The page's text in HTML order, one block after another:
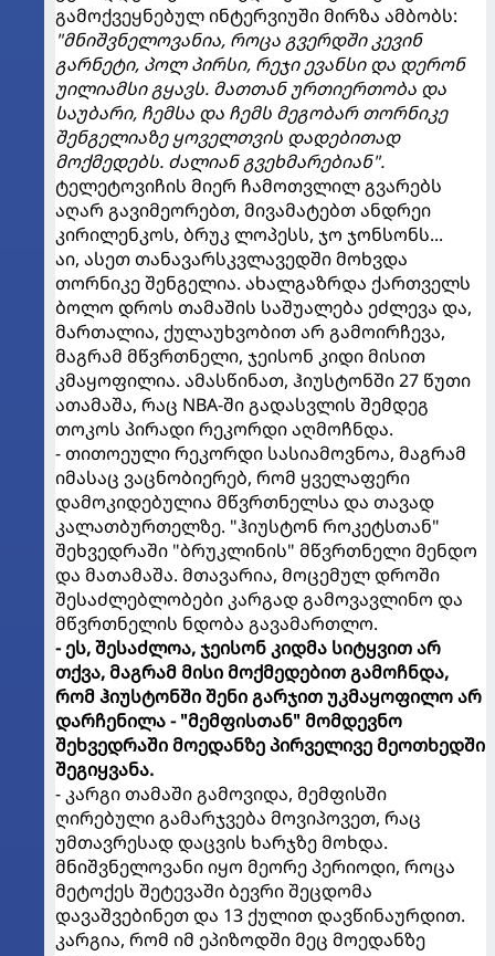
გამოქვეყნებულ ინტერვიუში მირზა ამბობს:
"მნიშვნელოვანია, როცა გვერდში კევინ
გარნეტი, პოლ პირსი, რეჯი ევანსი და დერონ
უილიამსი გყავს. მათთან ურთიერთობა და
საუბარი, ჩემსა და ჩემს მეგობარ თორნიკე
შენგელიაზე ყოველთვის დადებითად
მოქმედებს. ძალიან გვეხმარებიან".
ტელეტოვიჩის მიერ ჩამოთვლილ გვარებს
აღარ გავიმეორებთ, მივამატებთ ანდრეი
კირილენკოს, ბრუკ ლოპესს, ჯო ჯონსონს...
აი, ასეთ თანავარსკვლავედში მოხვდა
თორნიკე შენგელია. ახალგაზრდა ქართველს
ბოლო დროს თამაშის საშუალება ეძლევა და,
მართალია, ქულაუხვობით არ გამოირჩევა,
მაგრამ მწვრთნელი, ჯეისონ კიდი მისით
კმაყოფილია. ამასწინათ, ჰიუსტონში 27 წუთი
ათამაშა, რაც NBA-ში გადასვლის შემდეგ
თოკოს პირადი რეკორდი აღმოჩნდა.
- თითოეული რეკორდი სასიამოვნოა, მაგრამ
იმასაც ვაცნობიერებ, რომ ყველაფერი
დამოკიდებულია მწვრთნელსა და თავად
კალათბურთელზე. "ჰიუსტონ როკეტსთან"
შეხვედრაში "ბრუკლინის" მწვრთნელი მენდო
და მათამაშა. მთავარია, მოცემულ დროში
შესაძლებლობები კარგად გამოვავლინო და
მწვრთნელის ნდობა გავამართლო.
- ეს, შესაძლოა, ჯეისონ კიდმა სიტყვით არ
თქვა, მაგრამ მისი მოქმედებით გამოჩნდა,
რომ ჰიუსტონში შენი გარჯით უკმაყოფილო არ
დარჩენილა - "მემფისთან" მომდევნო
შეხვედრაში მოედანზე პირველივე მეოთხედში
შეგიყვანა.
- კარგი თამაში გამოვიდა, მემფისში
ღირებული გამარჯვება მოვიპოვეთ, რაც
უმთავრესად დაცვის ხარჯზე მოხდა.
მნიშვნელოვანი იყო მეორე პერიოდი, როცა
მეტოქეს შეტევაში ბევრი შეცდომა
დავაშვებინეთ და 13 ქულით დავწინაურდით.
კარგია, რომ იმ ეპიზოდში მეც მოედანზე